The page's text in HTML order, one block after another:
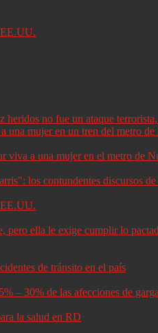
EE.UU.
no fue un ataque
viva a una mujer en el metro de
los contundentes discursos
EE.UU.
pero ella le exige cumplir lo
de tránsito en el país
– 30% de las afecciones de
la salud en RD